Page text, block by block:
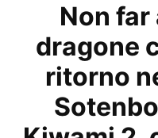
Non
dragone
ritorno